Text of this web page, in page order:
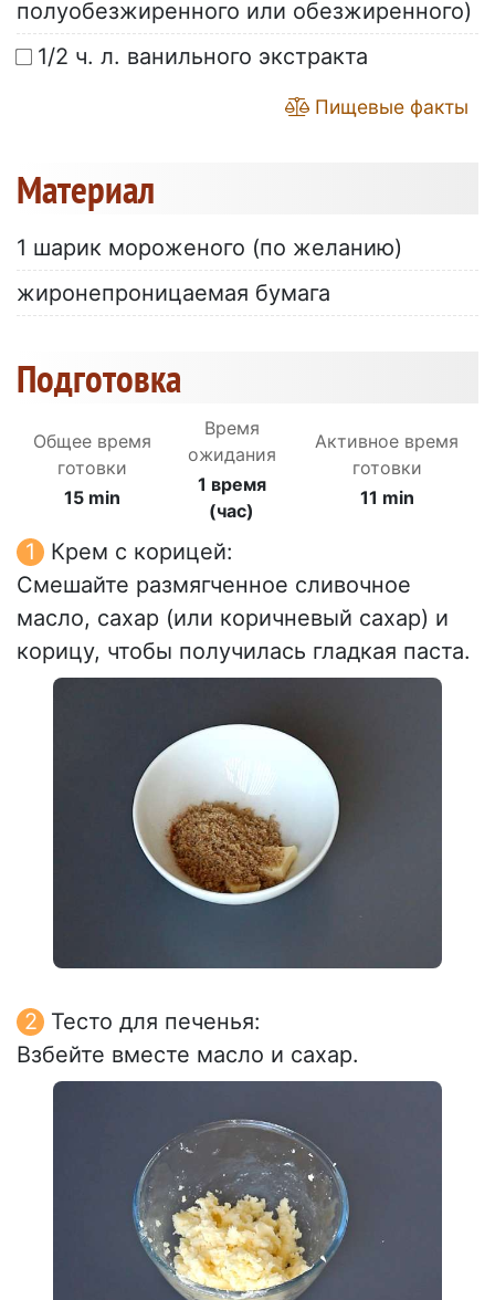
полуобезжиренного или обезжиренного)
1/2 ч. л. ванильного экстракта
Пищевые факты
Материал
1 шарик мороженого (по желанию)
жиронепроницаемая бумага
Подготовка
Общее время
готовки
15 min
Время
ожидания
1 время
(час)
Активное время
готовки
11 min
Крем с корицей:
Смешайте размягченное сливочное
масло, сахар (или коричневый сахар) и
корицу, чтобы получилась гладкая паста.
Тесто для печенья:
Взбейте вместе масло и сахар.